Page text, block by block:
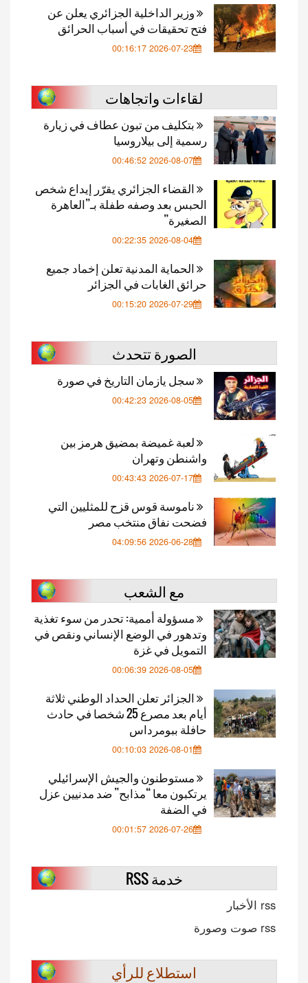
وزير الداخلية الجزائري يعلن عن
فتح تحقيقات في أسباب الحرائق
2026-07-23 00:16:17
لقاءات واتجاهات
بتكليف من تبون عطاف في زيارة
رسمية إلى بيلاروسيا
2026-08-07 00:46:52
القضاء الجزائري يقرّر إيداع شخص
الحبس بعد وصفه طفلة بـ”العاهرة
الصغيرة”
2026-08-04 00:22:35
الحماية المدنية تعلن إخماد جميع
حرائق الغابات في الجزائر
2026-07-29 00:15:20
الصورة تتحدث
سجل يازمان التاريخ في صورة
2026-08-05 00:42:23
لعبة غميضة بمضيق هرمز بين
واشنطن وتهران
2026-07-17 00:43:43
ناموسة قوس قزح للمثليين التي
فضحت نفاق منتخب مصر
2026-06-28 04:09:56
مع الشعب
مسؤولة أممية: تحدر من سوء تغذية
وتدهور في الوضع الإنساني ونقص في
التمويل في غزة
2026-08-05 00:06:39
الجزائر تعلن الحداد الوطني ثلاثة
أيام بعد مصرع 25 شخصا في حادث
حافلة ببومرداس
2026-08-01 00:10:03
مستوطنون والجيش الإسرائيلي
يرتكبون معا “مذابح” ضد مدنيين عزل
في الضفة
2026-07-26 00:01:57
خدمة RSS
rss الأخبار
rss صوت وصورة
استطلاع للرأي